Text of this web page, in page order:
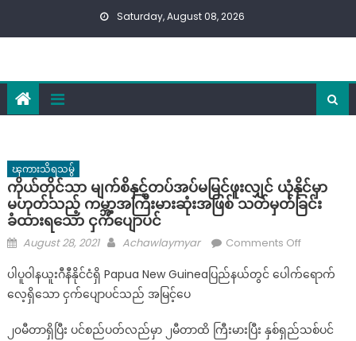
Saturday, August 08, 2026
ၾကားသိရသမွ်
ကိုယ်တိုင်သာ မျက်စိနှင့်တပ်အပ်မမြင်ဖူးလျှင် ယုံနိုင်မှာ
မဟုတ်သည့် ကမ္ဘာ့အကြီးမားဆုံးအဖြစ် သတ်မှတ်ခြင်း
ခံထားရသော ငှက်ပျောပင်
Posted
August 28, 2021 Author
Achawlaymyar Comments Offon
သာ
တပ်အပ်
ပါပူဝါနယူးဂီနီနိုင်ငံရှိ Papua New Guineaပြည်နယ်တွင် ပေါက်ရောက်
လေ့ရှိသော ငှက်ပျောပင်သည် အမြင့်ပေ
၂၀မီတာရှိပြီး ပင်စည်ပတ်လည်မှာ ၂မီတာထိ ကြီးမားပြီး နှစ်ရှည်သစ်ပင်